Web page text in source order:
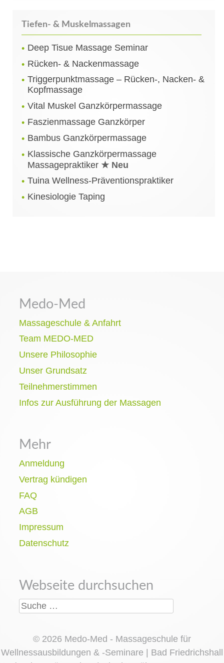
Tiefen- & Muskelmassagen
Deep Tisue Massage Seminar
Rücken- & Nackenmassage
Triggerpunktmassage – Rücken-, Nacken- &
Kopfmassage
Vital Muskel Ganzkörpermassage
Faszienmassage Ganzkörper
Bambus Ganzkörpermassage
Klassische Ganzkörpermassage
Massagepraktiker ★ Neu
Tuina Wellness-Präventionspraktiker
Kinesiologie Taping
Medo-Med
Massageschule & Anfahrt
Team MEDO-MED
Unsere Philosophie
Unser Grundsatz
Teilnehmerstimmen
Infos zur Ausführung der Massagen
Mehr
Anmeldung
Vertrag kündigen
FAQ
AGB
Impressum
Datenschutz
Webseite durchsuchen
Suche nach:
© 2026 Medo-Med - Massageschule für
Wellnessausbildungen & -Seminare | Bad Friedrichshall